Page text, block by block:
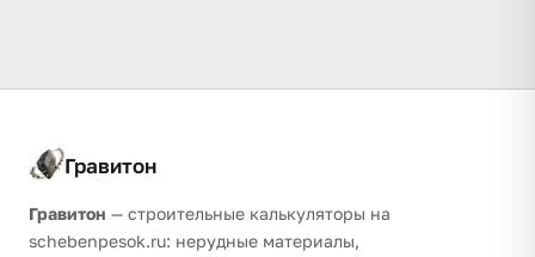
Гравитон
Гравитон — строительные калькуляторы на
schebenpesok.ru: нерудные материалы,